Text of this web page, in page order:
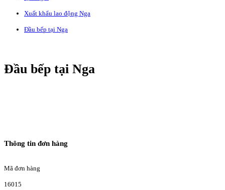
Xuất khẩu lao động Nga
Đầu bếp tại Nga
Đầu bếp tại Nga
Thông tin đơn hàng
Mã đơn hàng
16015